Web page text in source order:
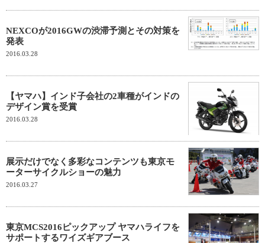
NEXCOが2016GWの渋滞予測とその対策を
発表
2016.03.28
【ヤマハ】インド子会社の2車種がインドの
デザイン賞を受賞
2016.03.28
展示だけでなく多彩なコンテンツも東京モ
ーターサイクルショーの魅力
2016.03.27
東京MCS2016ピックアップ ヤマハライフを
サポートするワイズギアブース